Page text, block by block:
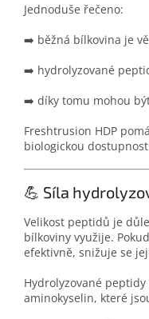
Jednoduše řečeno:
➡️ běžná bílkovina je
➡️ hydrolyzované
➡️ díky tomu mohou
Freshtrusion HDP
biologickou
💪 Síla
Velikost peptidů je
bílkoviny využije.
efektivně, snižuje se
Hydrolyzované
aminokyselin, které